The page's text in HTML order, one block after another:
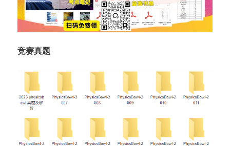
竞赛真题